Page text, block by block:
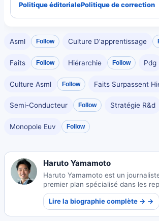
Politique éditorialePolitique de correction
Asml Follow Culture D'apprentissage
Faits Follow Hiérarchie Follow Pdg
Culture Asml Follow Faits Surpassent
Semi-Conducteur Follow Stratégie R&d
Monopole Euv Follow
Haruto Yamamoto
Haruto Yamamoto est un
premier plan spécialisé dans les
technologie, avec une expertise
innovations en IA et les
Japon.
Lire la biographie complète → →